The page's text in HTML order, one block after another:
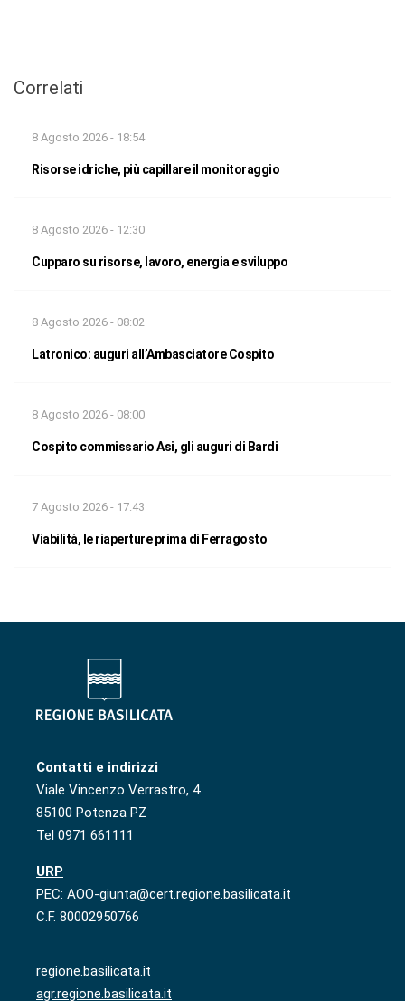
Correlati
8 Agosto 2026 - 18:54
Risorse idriche, più capillare il monitoraggio
8 Agosto 2026 - 12:30
Cupparo su risorse, lavoro, energia e sviluppo
8 Agosto 2026 - 08:02
Latronico: auguri all’Ambasciatore Cospito
8 Agosto 2026 - 08:00
Cospito commissario Asi, gli auguri di Bardi
7 Agosto 2026 - 17:43
Viabilità, le riaperture prima di Ferragosto
Contatti e indirizzi
Viale Vincenzo Verrastro, 4
85100 Potenza PZ
Tel 0971 661111
URP
PEC: AOO-giunta@cert.regione.basilicata.it
C.F. 80002950766
regione.basilicata.it
agr.regione.basilicata.it